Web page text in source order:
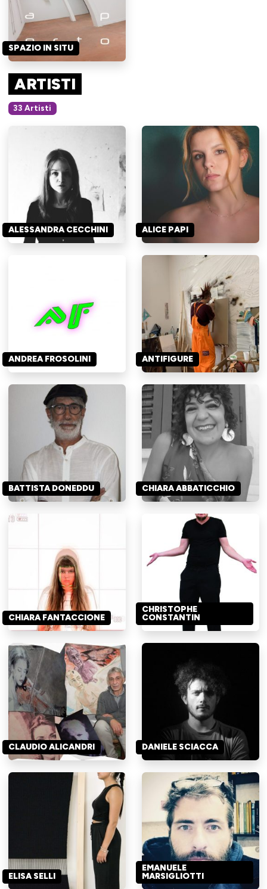
SPAZIO IN SITU
ARTISTI
33 Artisti
ALESSANDRA CECCHINI ALICE PAPI
ANDREA FROSOLINI ANTIFIGURE
BATTISTA DONEDDU CHIARA ABBATICCHIO
CHIARA FANTACCIONE
CHRISTOPHE
CONSTANTIN
CLAUDIO ALICANDRI DANIELE SCIACCA
ELISA SELLI
EMANUELE
MARSIGLIOTTI